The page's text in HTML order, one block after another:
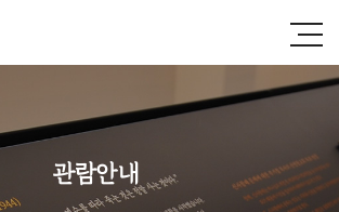
관람안내